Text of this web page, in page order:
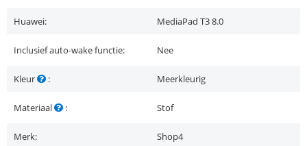
Huawei: MediaPad T3 8.0
Inclusief auto-wake functie: Nee
Kleur : Meerkleurig
Materiaal : Stof
Merk: Shop4